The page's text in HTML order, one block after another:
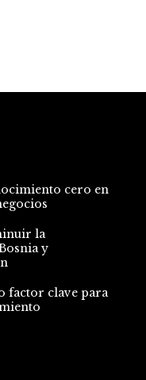
cero en
la
y
factor clave para